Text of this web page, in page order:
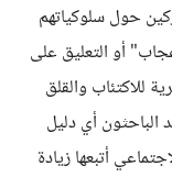
حول سلوكياتهم
أو التعليق على
للاكتئاب والقلق
أي دليل
أتبعها زيادة